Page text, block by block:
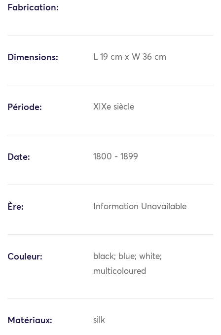
Fabrication:
Dimensions: L 19 cm x W 36 cm
Période: XIXe siècle
Date: 1800 - 1899
Ère: Information Unavailable
Couleur:
black; blue; white;
multicoloured
Matériaux: silk